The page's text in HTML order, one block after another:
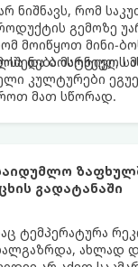
ნიშნავს, რომ
გემოზე
მოიწყოთ მინი-
და ბოსტნეულს
მარტივი,
კულტურები
მათ სწორად.
გადატანაში
ტემპერატურა
ახლად